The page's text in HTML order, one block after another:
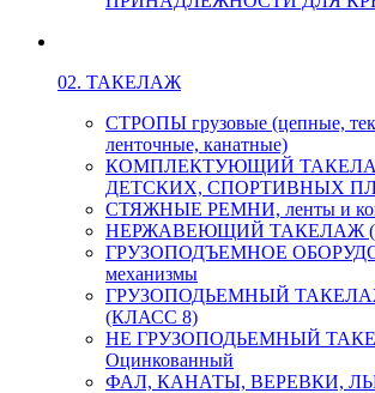
02. ТАКЕЛАЖ
СТРОПЫ грузовые (цепные,
ленточные, канатные)
КОМПЛЕКТУЮЩИЙ
ДЕТСКИХ, СПОРТИВНЫХ
СТЯЖНЫЕ РЕМНИ, ленты и
НЕРЖАВЕЮЩИЙ ТАКЕЛАЖ
ГРУЗОПОДЪЕМНОЕ
механизмы
ГРУЗОПОДЬЕМНЫЙ ТАКЕЛАЖ
(КЛАСС 8)
НЕ ГРУЗОПОДЬЕМНЫЙ
Оцинкованный
ФАЛ, КАНАТЫ, ВЕРЕВКИ,